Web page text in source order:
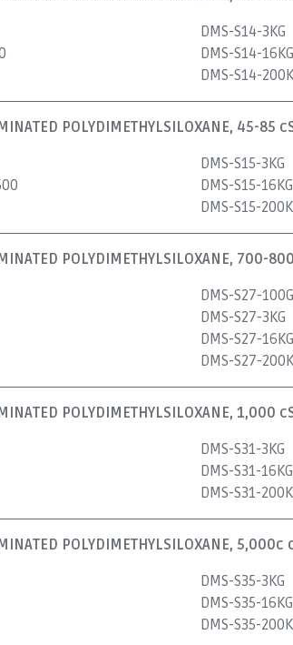
DMS-S14-3KG
DMS-S14-16KG
DMS-S14-
POLYDIMETHYLSILOXANE, 45-85
DMS-S15-3KG
DMS-S15-16KG
DMS-S15-
POLYDIMETHYLSILOXANE, 700-
DMS-S27-
DMS-S27-3KG
DMS-S27-16KG
DMS-S27-
POLYDIMETHYLSILOXANE, 1,000
DMS-S31-3KG
DMS-S31-16KG
DMS-S31-
POLYDIMETHYLSILOXANE, 5,000c
DMS-S35-3KG
DMS-S35-16KG
DMS-S35-